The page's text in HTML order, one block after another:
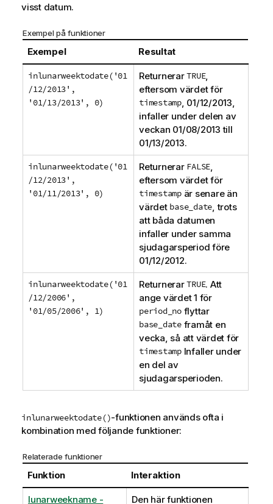
visst datum.
Exempel på funktioner
Exempel Resultat
inlunarweektodate('01
/12/2013',
'01/13/2013', 0)
ReturnerarTRUE,
eftersom värdet för
timestamp, 01/12/2013
infaller under delen av
veckan 01/08/2013 till
01/13/2013.
inlunarweektodate('01
/12/2013',
'01/11/2013', 0)
Returnerar FALSE
eftersom värdet för
timestampär senare än
värdet base_date , trots
att båda datumen
infaller under samma
sjudagarsperiod före
01/12/2012.
inlunarweektodate('01
/12/2006',
'01/05/2006', 1)
ReturnerarTRUE. Att
ange värdet 1 för
period_noflyttar
base_dateframåt en
vecka, så att värdet för
timestampInfaller under
en del av
sjudagarsperioden.
inlunarweektodate()-funktionen används ofta i
kombination med följande funktioner:
Relaterade funktioner
Funktion Interaktion
lunarweekname - Den här funktionen